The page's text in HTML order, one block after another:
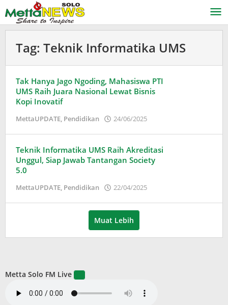
ke
konten
Tag: Teknik Informatika UMS
Tak Hanya Jago Ngoding, Mahasiswa PTI
UMS Raih Juara Nasional Lewat Bisnis
Kopi Inovatif
MettaUPDATE, Pendidikan 24/06/2025
Teknik Informatika UMS Raih Akreditasi
Unggul, Siap Jawab Tantangan Society
5.0
MettaUPDATE, Pendidikan 22/04/2025
Muat Lebih
Metta Solo FM Live